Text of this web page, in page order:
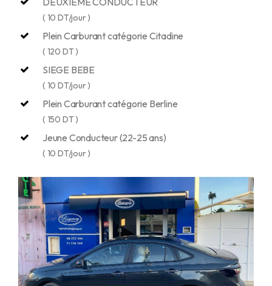
( 10 DT/jour )
Plein Carburant catégorie Citadine
( 120 DT )
SIEGE BEBE
( 10 DT/jour )
Plein Carburant catégorie Berline
( 150 DT )
Jeune Conducteur (22-25 ans)
( 10 DT/jour )